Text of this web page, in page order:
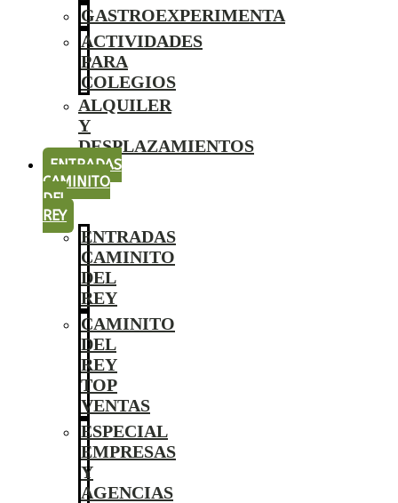
GASTROEXPERIMENTA
ACTIVIDADES
PARA
COLEGIOS
ALQUILER
Y
DESPLAZAMIENTOS
ENTRADAS
CAMINITO
DEL
REY
ENTRADAS
CAMINITO
DEL
REY
CAMINITO
DEL
REY
TOP
VENTAS
ESPECIAL
EMPRESAS
Y
AGENCIAS